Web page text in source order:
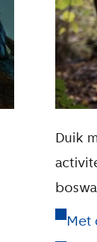
Duik
Met